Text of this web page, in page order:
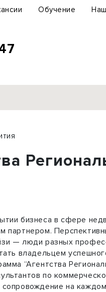
Обучение
помещение
бизнеса в сфере
партнером.
— люди разных
владельцем
“Агентства
по
на